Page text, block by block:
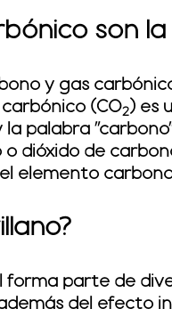
son
y gas
(CO2) es
palabra
dióxido de
elemento
forma parte de
del efecto